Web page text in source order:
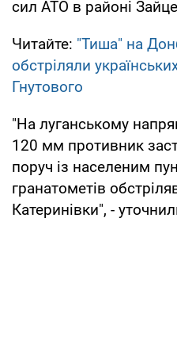
сил АТО в районі
Читайте: "Тиша" на
обстріляли
Гнутового
"На луганському
120 мм противник
поруч із населеним
гранатометів
Катеринівки", -